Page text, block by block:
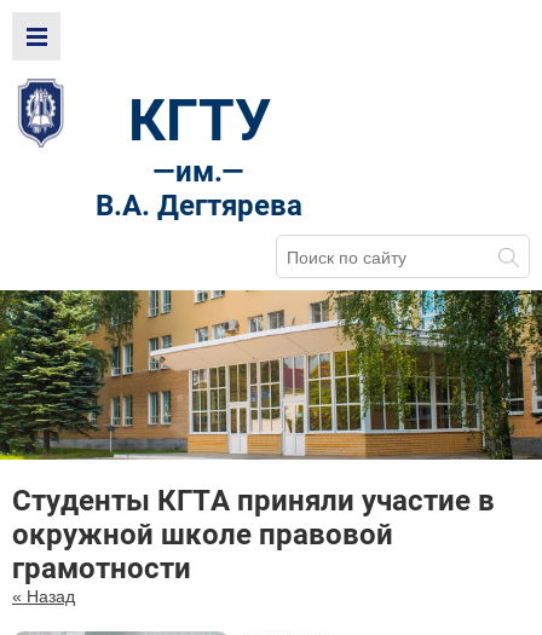
КГТУ
—им.—
В.А. Дегтярева
Студенты КГТА приняли участие в
окружной школе правовой
грамотности
« Назад